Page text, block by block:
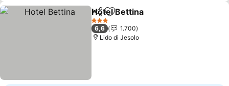
DistribuițiAdăugaţi la favorite
Hotel Bettina
3 Stele
6,6
1.700
Lido di Jesolo